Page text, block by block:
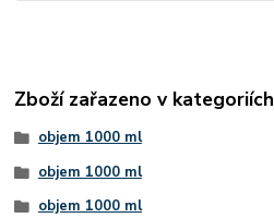
Zboží zařazeno v kategoriích
objem 1000 ml
objem 1000 ml
objem 1000 ml